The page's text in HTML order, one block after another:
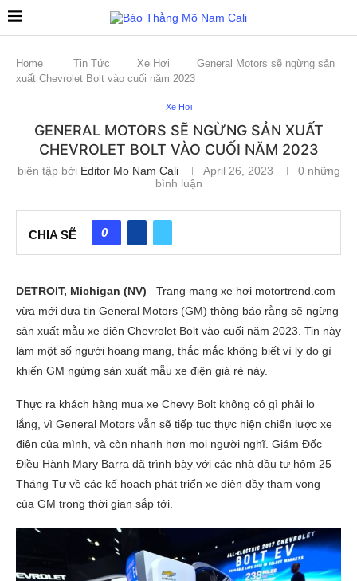
Home Tin Tức Xe Hơi
General Motors sẽ ngừng sản
xuất Chevrolet Bolt vào cuối năm 2023
Xe Hơi
GENERAL MOTORS SẼ NGỪNG SẢN XUẤT
CHEVROLET BOLT VÀO CUỐI NĂM 2023
biên tập bởi Editor Mo Nam Cali April 26, 2023
0 những
bình luận
CHIA SẼ 0
DETROIT, Michigan (NV)– Trang mạng xe hơi motortrend.com
vừa mới đưa tin General Motors (GM) thông báo rằng sẽ ngừng
sản xuất mẫu xe điện Chevrolet Bolt vào cuối năm 2023. Tin này
làm một số người hoang mang, thắc mắc không biết vì lý do gì
khiến GM ngừng sản xuất mẫu xe điện giá rẻ này.
Thực ra khách hàng mua xe Chevy Bolt không có gì phải lo
lắng, vì General Motors vẫn sẽ tiếp tục thực hiện chiến lược xe
điện của mình, và còn nhanh hơn mọi người nghĩ. Giám Đốc
Điều Hành Mary Barra đã trình bày với các nhà đầu tư hôm 25
Tháng Tư về các kế hoạch phát triển xe điện đầy tham vọng
của GM trong thời gian sắp tới.